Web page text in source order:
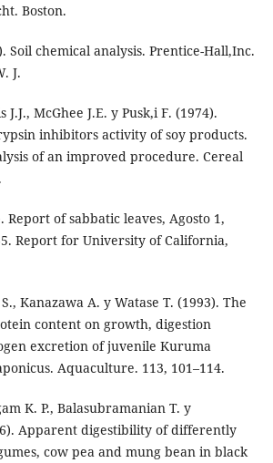
Boston.
Soil chemical analysis. Prentice-Hall,Inc.
J.
J.J., McGhee J.E. y Pusk,i F. (1974).
inhibitors activity of soy products.
of an improved procedure. Cereal
Report of sabbatic leaves, Agosto 1,
Report for University of California,
Kanazawa A. y Watase T. (1993). The
content on growth, digestion
excretion of juvenile Kuruma
Aquaculture. 113, 101–114.
K. P., Balasubramanian T. y
Apparent digestibility of differently
cow pea and mung bean in black